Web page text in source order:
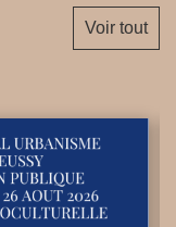
Voir tout